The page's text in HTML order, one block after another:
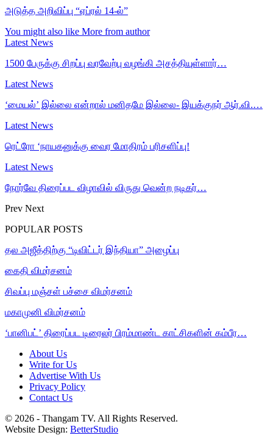
அடுத்த அறிவிப்பு “ஏப்ரல் 14-ல்”
You might also like More from author
Latest News
1500 பேருக்கு சிறப்பு வரவேற்பு வழங்கி அசத்தியுள்ளார்…
Latest News
‘மையல்’ இல்லை என்றால் மனிதமே இல்லை- இயக்குநர் ஆர்.வி.…
Latest News
ரெட்ரோ ‘நாயகனுக்கு வைர மோதிரம் பரிசளிப்பு!
Latest News
நோர்வே திரைப்பட விழாவில் விருது வென்ற நடிகர்…
Prev Next
POPULAR POSTS
தல அஜீத்திற்கு “டிவிட்டர் இந்தியா” அழைப்பு
கைதி விமர்சனம்
சிவப்பு மஞ்சள் பச்சை விமர்சனம்
மகாமுனி விமர்சனம்
‘பானிபட்’ திரைப்பட டிரைலர் பிரம்மாண்ட காட்சிகளின் கம்பீர…
About Us
Write for Us
Advertise With Us
Privacy Policy
Contact Us
© 2026 - Thangam TV. All Rights Reserved.
Website Design: BetterStudio